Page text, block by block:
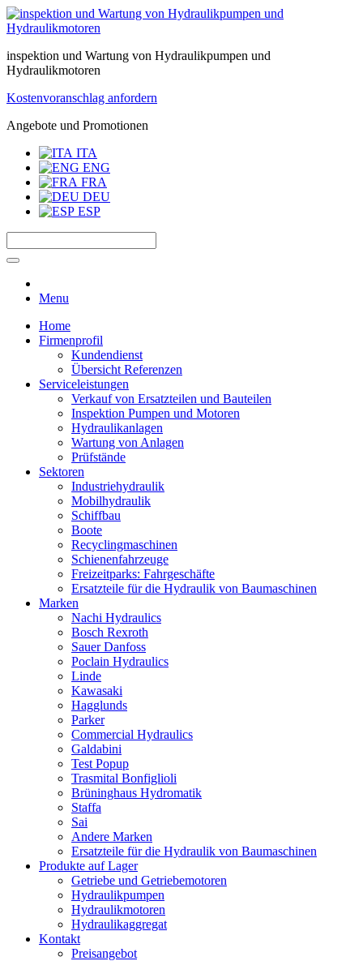
inspektion und Wartung von Hydraulikpumpen und
Hydraulikmotoren
Kostenvoranschlag anfordern
Angebote und Promotionen
ITA
ENG
FRA
DEU
ESP
Menu
Home
Firmenprofil
Kundendienst
Übersicht Referenzen
Serviceleistungen
Verkauf von Ersatzteilen und Bauteilen
Inspektion Pumpen und Motoren
Hydraulikanlagen
Wartung von Anlagen
Prüfstände
Sektoren
Industriehydraulik
Mobilhydraulik
Schiffbau
Boote
Recyclingmaschinen
Schienenfahrzeuge
Freizeitparks: Fahrgeschäfte
Ersatzteile für die Hydraulik von Baumaschinen
Marken
Nachi Hydraulics
Bosch Rexroth
Sauer Danfoss
Poclain Hydraulics
Linde
Kawasaki
Hagglunds
Parker
Commercial Hydraulics
Galdabini
Test Popup
Trasmital Bonfiglioli
Brüninghaus Hydromatik
Staffa
Sai
Andere Marken
Ersatzteile für die Hydraulik von Baumaschinen
Produkte auf Lager
Getriebe und Getriebemotoren
Hydraulikpumpen
Hydraulikmotoren
Hydraulikaggregat
Kontakt
Preisangebot